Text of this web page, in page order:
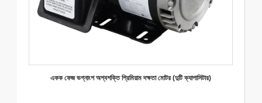
একক ফেজ ভগ্নাংশ অশ্বশক্তি প্রিমিয়াম দক্ষতা মোটর (দুটি ক্যাপাসিটার)